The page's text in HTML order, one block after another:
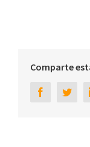
Comparte
Facebook